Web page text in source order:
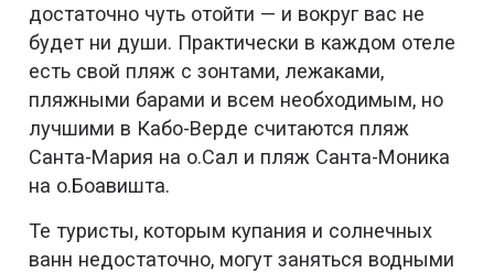
достаточно чуть отойти — и вокруг вас не
будет ни души. Практически в каждом отеле
есть свой пляж с зонтами, лежаками,
пляжными барами и всем необходимым, но
лучшими в Кабо-Верде считаются пляж
Санта-Мария на о.Сал и пляж Санта-Моника
на о.Боавишта.
Те туристы, которым купания и солнечных
ванн недостаточно, могут заняться водными